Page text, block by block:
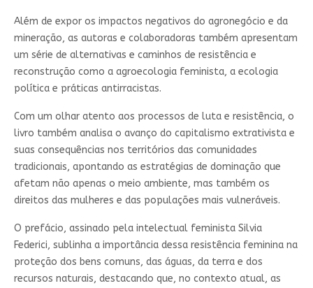
Além de expor os impactos negativos do agronegócio e da
mineração, as autoras e colaboradoras também apresentam
um série de alternativas e caminhos de resistência e
reconstrução como a agroecologia feminista, a ecologia
política e práticas antirracistas.
Com um olhar atento aos processos de luta e resistência, o
livro também analisa o avanço do capitalismo extrativista e
suas consequências nos territórios das comunidades
tradicionais, apontando as estratégias de dominação que
afetam não apenas o meio ambiente, mas também os
direitos das mulheres e das populações mais vulneráveis.
O prefácio, assinado pela intelectual feminista Silvia
Federici, sublinha a importância dessa resistência feminina na
proteção dos bens comuns, das águas, da terra e dos
recursos naturais, destacando que, no contexto atual, as